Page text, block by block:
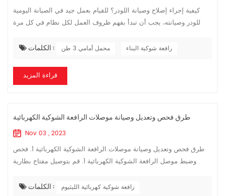
كيفية إجراء إصلاح وصيانة اللودر؟ للقيام بعمل جيد في الصيانة اليومية
للودر وصيانته، يجب أن تبدأ بفهم ظروف العمل لكل نظام في كل مرة
الفشل و...
الكلمات : محمل أمامي 3 طن رافعة شوكية البناء
قراءة المزيد
طرق فحص وتعديل وصيانة موصلات الرافعة الشوكية الكهربائية
Nov 03 , 2023
طرق فحص وتعديل وصيانة موصلات الرافعة الشوكية الكهربائية 1. فحص
وضبط موصل الرافعة الشوكية الكهربائية 1. قم بتوصيل مفتاح بطارية
الفتح، ث...
الكلمات :
رافعة شوكية كهربائية الليثيوم